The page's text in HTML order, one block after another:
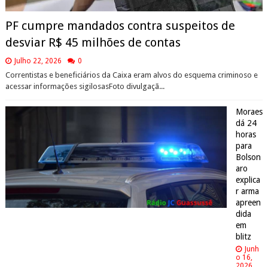
PF cumpre mandados contra suspeitos de
desviar R$ 45 milhões de contas
Julho 22, 2026 0
Correntistas e beneficiários da Caixa eram alvos do esquema criminoso e
acessar informações sigilosasFoto divulgaçã...
Moraes
dá 24
horas
para
Bolson
aro
explica
r arma
apreen
dida
em
blitz
Junh
o 16,